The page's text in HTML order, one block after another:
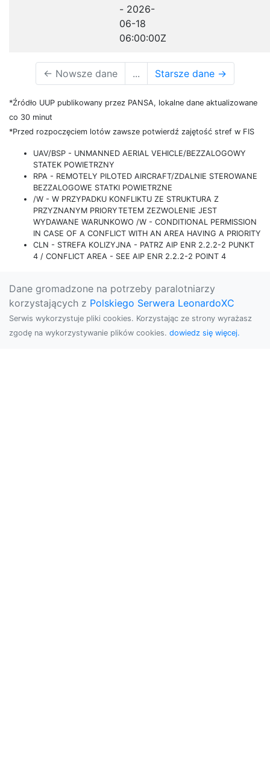
- 2026-
06-18
06:00:00Z
← Nowsze dane ... Starsze dane →
*Źródło UUP publikowany przez PANSA, lokalne dane aktualizowane
co 30 minut
*Przed rozpoczęciem lotów zawsze potwierdź zajętość stref w FIS
UAV/BSP - UNMANNED AERIAL VEHICLE/BEZZALOGOWY
STATEK POWIETRZNY
RPA - REMOTELY PILOTED AIRCRAFT/ZDALNIE STEROWANE
BEZZALOGOWE STATKI POWIETRZNE
/W - W PRZYPADKU KONFLIKTU ZE STRUKTURA Z
PRZYZNANYM PRIORYTETEM ZEZWOLENIE JEST
WYDAWANE WARUNKOWO /W - CONDITIONAL PERMISSION
IN CASE OF A CONFLICT WITH AN AREA HAVING A PRIORITY
CLN - STREFA KOLIZYJNA - PATRZ AIP ENR 2.2.2-2 PUNKT
4 / CONFLICT AREA - SEE AIP ENR 2.2.2-2 POINT 4
Dane gromadzone na potrzeby paralotniarzy
korzystających z Polskiego Serwera LeonardoXC
Serwis wykorzystuje pliki cookies. Korzystając ze strony wyrażasz
zgodę na wykorzystywanie plików cookies. dowiedz się więcej.